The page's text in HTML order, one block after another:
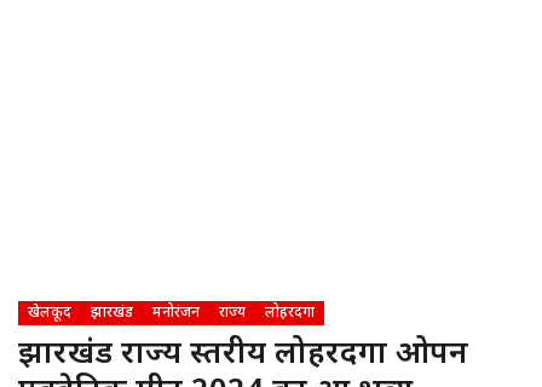
खेलकूद झारखंड मनोरंजन राज्य लोहरदगा
झारखंड राज्य स्तरीय लोहरदगा ओपन